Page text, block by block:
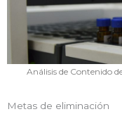
Análisis de Contenido
Metas de eliminación